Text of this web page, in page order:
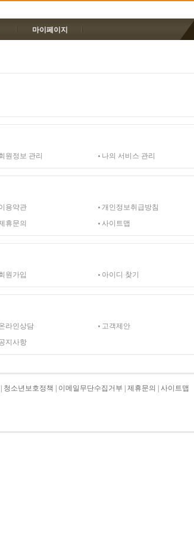
마이페이지
원정보 관리 나의 서비스 관리
용약관 개인정보취급방침
휴문의 사이트맵
원가입 아이디 찾기
라인상담 고객제안
지사항
청소년보호정책 이메일무단수집거부 제휴문의 사이트맵